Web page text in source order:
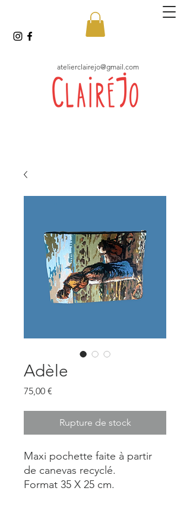
atelierclairejo@gmail.com
Adèle
75,00 €
Rupture de stock
Maxi pochette faite à partir
de canevas recyclé.
Format 35 X 25 cm.